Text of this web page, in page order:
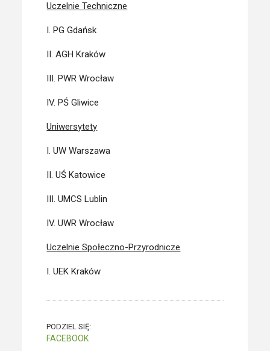
Uczelnie Techniczne
I. PG Gdańsk
II. AGH Kraków
III. PWR Wrocław
IV. PŚ Gliwice
Uniwersytety
I. UW Warszawa
II. UŚ Katowice
III. UMCS Lublin
IV. UWR Wrocław
Uczelnie Społeczno-Przyrodnicze
I. UEK Kraków
PODZIEL SIĘ:
FACEBOOK